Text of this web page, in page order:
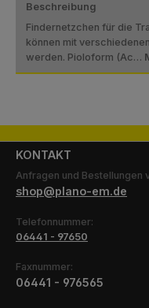
Beschreibung
Findernetzchen für die
können mit
werden. Pioloform (Ac…
KONTAKT
Anfragen und Bestellungen
shop@plano-em.de
Telefonnummer:
06441 - 97650
Faxnummer:
06441 - 976565